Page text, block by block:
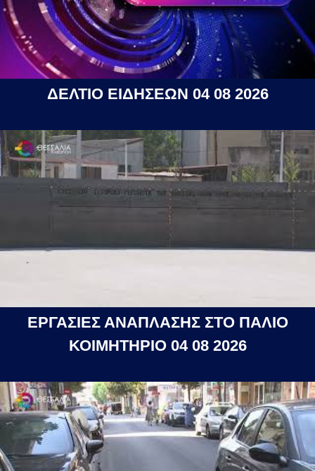
ΔΕΛΤΙΟ ΕΙΔΗΣΕΩΝ 04 08 2026
ΕΡΓΑΣΙΕΣ ΑΝΑΠΛΑΣΗΣ ΣΤΟ ΠΑΛΙΟ
ΚΟΙΜΗΤΗΡΙΟ 04 08 2026